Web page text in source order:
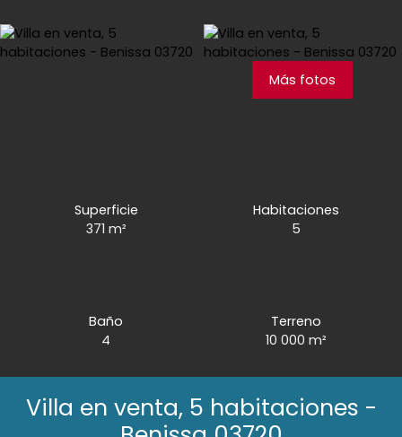
Más fotos
Superficie
371 m²
Habitaciones
5
Baño
4
Terreno
10 000 m²
Villa en venta, 5 habitaciones -